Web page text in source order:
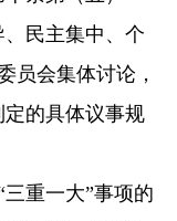
民主集中、个
员会集体讨论，
的具体议事规
重一大”事项的